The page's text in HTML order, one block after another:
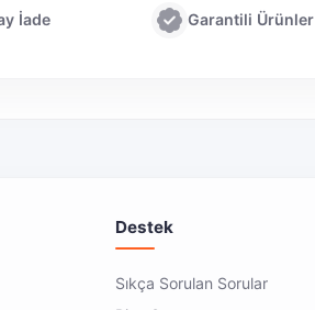
İade Garantili Ürünler
Destek
Sıkça Sorulan Sorular